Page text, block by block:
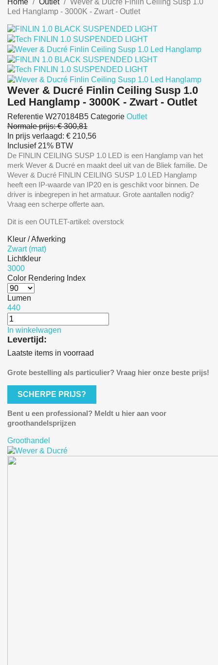
Led Hanglamp - 3000K - Zwart - Outlet
Wever & Ducré Finlin Ceiling Susp 1.0
Led Hanglamp - 3000K - Zwart - Outlet
Referentie W270184B5 Categorie Outlet
Normale prijs:€ 300,81
In prijs verlaagd: € 210,56
Inclusief 21% BTW
De FINLIN CEILING SUSP 1.0 LED is een Hanglamp van het
merk Wever & Ducré en maakt deel uit van de Bliek familie. De
Wever & Ducré FINLIN CEILING SUSP 1.0 LED Hanglamp
heeft een IP-waarde van IP20 en is geschikt voor binnen. De
driver is inbegrepen in het armatuur. Grote aantallen nodig?
Vraag een scherpe offerte aan.
Dit is een OUTLET-artikel: overstock
Kleur / Afwerking
Zwart (mat)
Lichtkleur
3000
Color Rendering Index
Lumen
440
In winkelwagen
Levertijd:
Laatste items in voorraad
Grote bestelling als particulier? Vraag hier onze beste prijs!
SCHERPE PRIJS?
Bent u een professional? Meldt u hier aan voor
groothandelsprijzen
Groothandel